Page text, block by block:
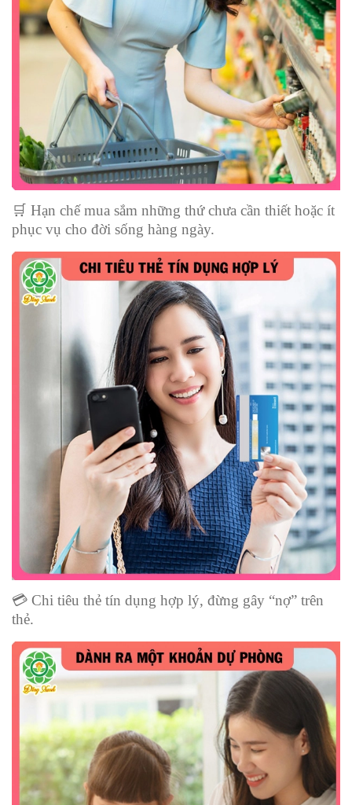
🛒 Hạn chế mua sắm những thứ chưa cần thiết hoặc ít
phục vụ cho đời sống hàng ngày.
💳 Chi tiêu thẻ tín dụng hợp lý, đừng gây “nợ” trên
thẻ.